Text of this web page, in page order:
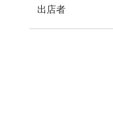
出店者